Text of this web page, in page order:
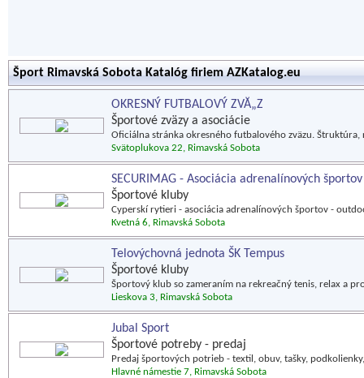
Šport Rimavská Sobota Katalóg firiem AZKatalog.eu
OKRESNÝ FUTBALOVÝ ZVĂ„Z
Športové zväzy a asociácie
Oficiálna stránka okresného futbalového zväzu.
Svätoplukova 22, Rimavská Sobota
SECURIMAG - Asociácia adrenalínových športov
Športové kluby
Cyperskí rytieri - asociácia adrenalínových športov -
Kvetná 6, Rimavská Sobota
Telovýchovná jednota ŠK Tempus
Športové kluby
Športový klub so zameraním na rekreačný tenis, relax a
Lieskova 3, Rimavská Sobota
Jubal Sport
Športové potreby - predaj
Predaj športových potrieb - textil, obuv, tašky,
Hlavné námestie 7, Rimavská Sobota